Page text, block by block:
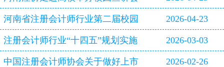
河南省注册会计师行业第二届校园
双选会即将启幕
2026-04-23
注册会计师行业“十四五”规划实施
评估报告
2026-03-03
中国注册会计师协会关于做好上市 2026-02-26